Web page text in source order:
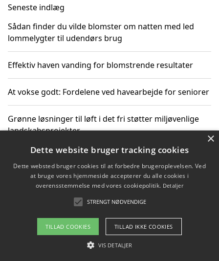
Seneste indlæg
Sådan finder du vilde blomster om natten med led
lommelygter til udendørs brug
Effektiv haven vanding for blomstrende resultater
At vokse godt: Fordelene ved havearbejde for seniorer
Grønne løsninger til løft i det fri støtter miljøvenlige
landskabsprojekter
Gør haven til et frirum for familien og naturen
Copyright 2026 - Pilanto Aps
Om / kontakt
Blog Betingelser
×
Dette website bruger tracking cookies
Dette websted bruger cookies til at forbedre brugeroplevelsen. Ved
at bruge vores hjemmeside accepterer du alle cookies i
overensstemmelse med vores cookiepolitik. Detaljer
STRENGT NØDVENDIGE
TILLAD COOKIES TILLAD IKKE COOKIES
VIS DETALJER